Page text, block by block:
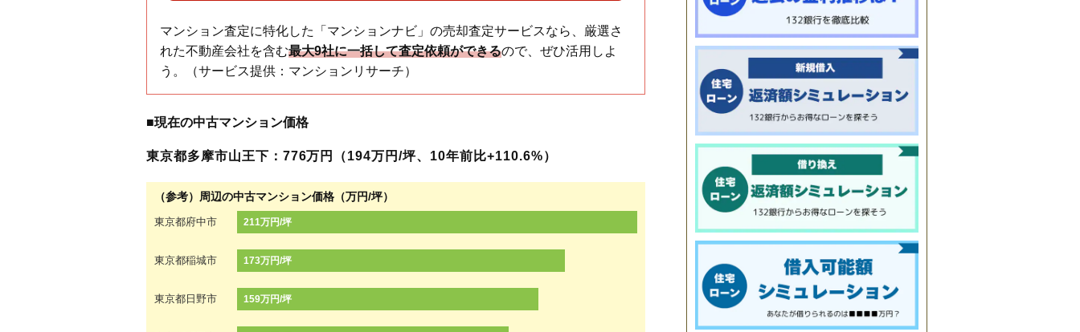
マンション査定に特化した「マンションナビ」の売却査定サービスなら、厳選さ
れた不動産会社を含む最大9社に一括して査定依頼ができるので、ぜひ活用しよ
う。（サービス提供：マンションリサーチ）
■現在の中古マンション価格
東京都多摩市山王下：776万円（194万円/坪、10年前比+110.6%）
（参考）周辺の中古マンション価格（万円/坪）
東京都府中市 211万円/坪
東京都稲城市 173万円/坪
東京都日野市 159万円/坪